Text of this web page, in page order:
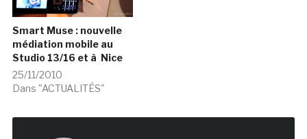
Smart Muse : nouvelle
médiation mobile au
Studio 13/16 et à Nice
25/11/2010
Dans "ACTUALITÉS"